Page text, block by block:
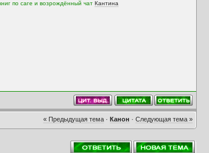
по саге и возрождённый чатКантина
« Предыдущая тема· Канон · Следующая тема »